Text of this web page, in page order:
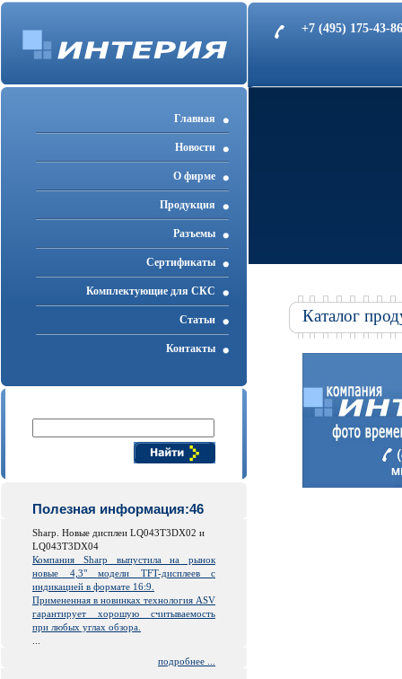
+7 (495) 175-43-
Главная
Новости
О фирме
Продукция
Разъемы
Cертификаты
Комплектующие для СКС
Статьи
Контакты
Полезная информация:46
Sharp. Новые дисплеи LQ043T3DX02 и
LQ043T3DX04
Компания Sharp выпустила на рынок
новые 4,3" модели TFT-дисплеев с
индикацией в формате 16:9.
Примененная в новинках технология ASV
гарантирует хорошую считываемость
при любых углах обзора.
подробнее ...
Каталог